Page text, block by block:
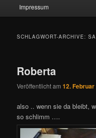
Impressum
SCHLAGWORT-ARCHIVE:
Roberta
Veröffentlicht am12. Februar
also .. wenn sie da bleibt,
so schlimm ….